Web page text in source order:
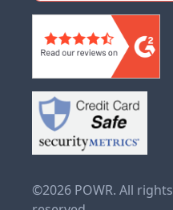
©2026 POWR. All rights